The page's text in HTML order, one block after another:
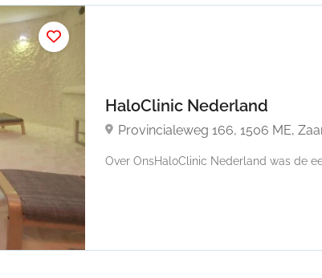
HaloClinic Nederland
Provincialeweg 166, 1506 ME,
Over OnsHaloClinic Nederland was de